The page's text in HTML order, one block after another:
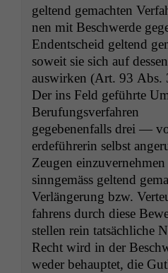
gel­tend gemacht­en
nen mit Beschw­erde
Endentscheid gel­tend
soweit sie sich auf
auswirken (Art. 93 Abs.
Der ins Feld geführte
Berufungsverfahren
gegebe­nen­falls drei —
erde­führerin selb­st
Zeu­gen
sin­ngemäss gel­tend
Ver­längerung bzw.
fahrens durch diese
stellen rein tat­säch­liche
Recht wird in der
wed­er behauptet, die